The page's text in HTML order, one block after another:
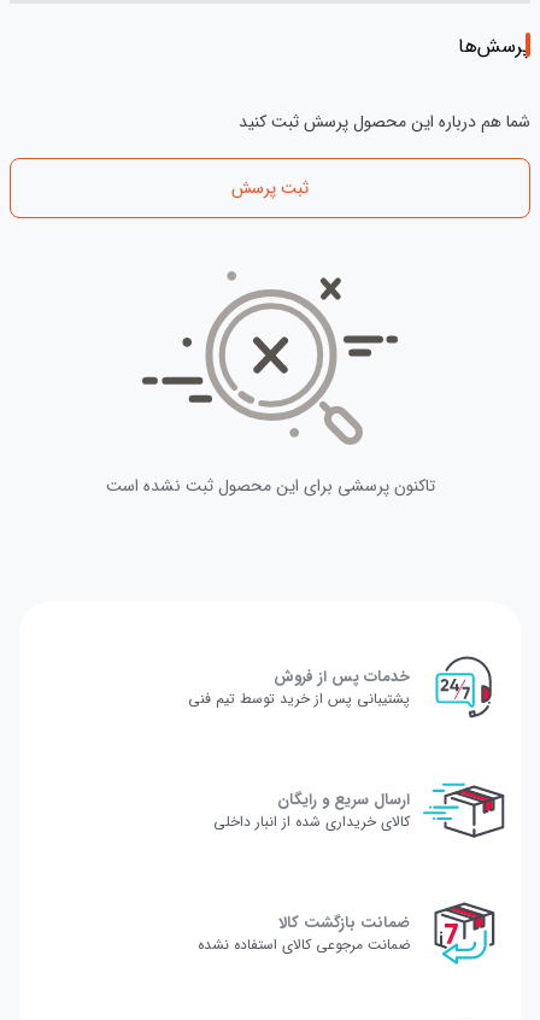
پرسش‌ها
شما هم درباره این محصول پرسش ثبت کنید
ثبت پرسش
تاکنون پرسشی برای این محصول ثبت نشده است
خدمات پس از فروش
پشتیبانی پس از خرید توسط تیم فنی
ارسال سریع و رایگان
کالای خریداری شده از انبار داخلی
ضمانت بازگشت کالا
ضمانت مرجوعی کالای استفاده نشده